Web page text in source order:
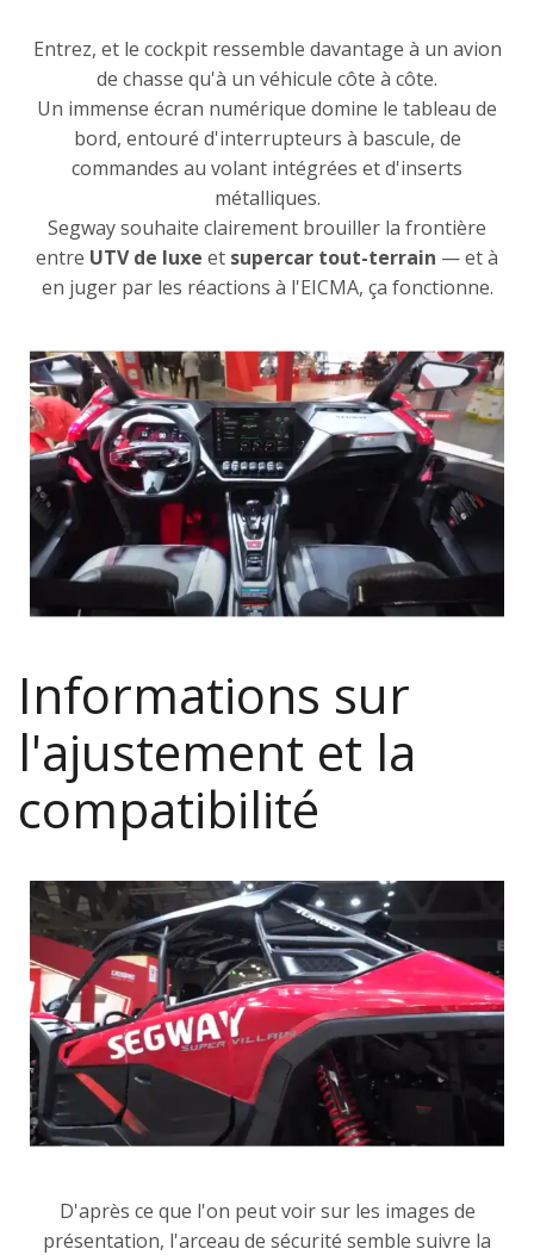
Entrez, et le cockpit ressemble davantage à un avion
de chasse qu'à un véhicule côte à côte.
Un immense écran numérique domine le tableau de
bord, entouré d'interrupteurs à bascule, de
commandes au volant intégrées et d'inserts
métalliques.
Segway souhaite clairement brouiller la frontière
entre UTV de luxe et supercar tout-terrain — et à
en juger par les réactions à l'EICMA, ça fonctionne.
Informations sur
l'ajustement et la
compatibilité
D'après ce que l'on peut voir sur les images de
présentation, l'arceau de sécurité semble suivre la